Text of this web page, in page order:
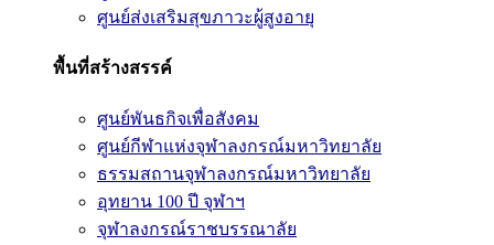
ศูนย์ส่งเสริมสุขภาวะผู้สูงอายุ
พื้นที่สร้างสรรค์
ศูนย์พันธกิจเพื่อสังคม
ศูนย์กีฬาแห่งจุฬาลงกรณ์มหาวิทยาลัย
ธรรมสถานจุฬาลงกรณ์มหาวิทยาลัย
อุทยาน 100 ปี จุฬาฯ
จุฬาลงกรณ์ราชบรรณาลัย